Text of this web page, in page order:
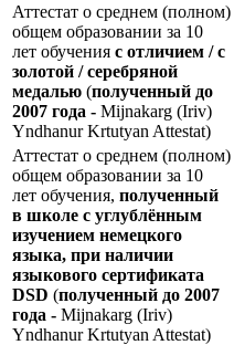
Аттестат о среднем (полном)
общем образовании за 10
лет обучения с отличием / с
золотой / серебряной
медалью (полученный до
2007 года - Mijnakarg (Iriv)
Yndhanur Krtutyan Attestat)
Аттестат о среднем (полном)
общем образовании за 10
лет обучения, полученный
в школе с углублённым
изучением немецкого
языка, при наличии
языкового сертификата
DSD (полученный до 2007
года - Mijnakarg (Iriv)
Yndhanur Krtutyan Attestat)